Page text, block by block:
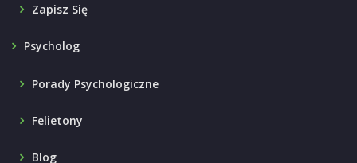
Zapisz Się
Psycholog
Porady Psychologiczne
Felietony
Blog